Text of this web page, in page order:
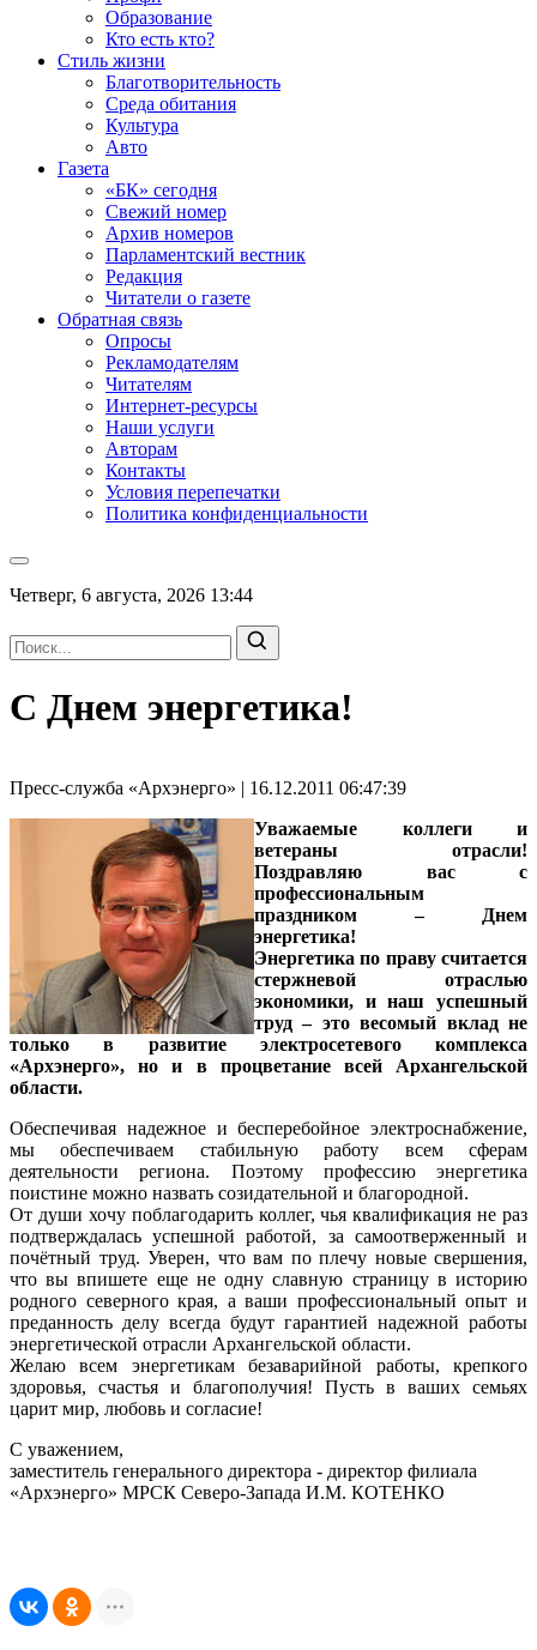
Образование
Кто есть кто?
Стиль жизни
Благотворительность
Среда обитания
Культура
Авто
Газета
«БК» сегодня
Свежий номер
Архив номеров
Парламентский вестник
Редакция
Читатели о газете
Обратная связь
Опросы
Рекламодателям
Читателям
Интернет-ресурсы
Наши услуги
Авторам
Контакты
Условия перепечатки
Политика конфиденциальности
Четверг, 6 августа, 2026 13:44
С Днем энергетика!
Пресс-служба «Архэнерго» | 16.12.2011 06:47:39
Уважаемые коллеги и
ветераны отрасли!
Поздравляю вас с
профессиональным
праздником – Днем
энергетика!
Энергетика по праву считается
стержневой отраслью
экономики, и наш успешный
труд – это весомый вклад не
только в развитие электросетевого комплекса
«Архэнерго», но и в процветание всей Архангельской
области.
Обеспечивая надежное и бесперебойное электроснабжение,
мы обеспечиваем стабильную работу всем сферам
деятельности региона. Поэтому профессию энергетика
поистине можно назвать созидательной и благородной.
От души хочу поблагодарить коллег, чья квалификация не раз
подтверждалась успешной работой, за самоотверженный и
почётный труд. Уверен, что вам по плечу новые свершения,
что вы впишете еще не одну славную страницу в историю
родного северного края, а ваши профессиональный опыт и
преданность делу всегда будут гарантией надежной работы
энергетической отрасли Архангельской области.
Желаю всем энергетикам безаварийной работы, крепкого
здоровья, счастья и благополучия! Пусть в ваших семьях
царит мир, любовь и согласие!
С уважением,
заместитель генерального директора - директор филиала
«Архэнерго» МРСК Северо-Запада И.М. КОТЕНКО